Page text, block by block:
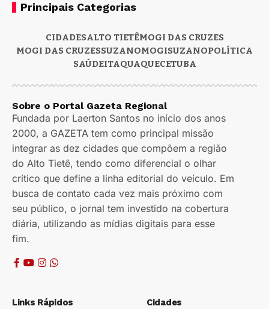
Principais Categorias
CIDADESALTO TIETÊMOGI DAS CRUZES
MOGI DAS CRUZESSUZANOMOGISUZANOPOLÍTICA
SAÚDEITAQUAQUECETUBA
Sobre o Portal Gazeta Regional
Fundada por Laerton Santos no início dos anos
2000, a GAZETA tem como principal missão
integrar as dez cidades que compõem a região
do Alto Tietê, tendo como diferencial o olhar
crítico que define a linha editorial do veículo. Em
busca de contato cada vez mais próximo com
seu público, o jornal tem investido na cobertura
diária, utilizando as mídias digitais para esse
fim.
Links Rápidos Cidades